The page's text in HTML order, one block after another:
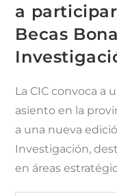
a
Becas
La CIC convoca a
asiento en la
a una nueva
Investigación,
en áreas